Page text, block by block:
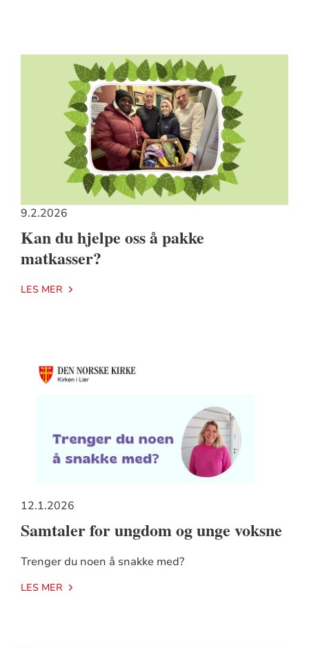
9.2.2026
Kan du hjelpe oss å pakke
matkasser?
LES MER
12.1.2026
Samtaler for ungdom og unge voksne
Trenger du noen å snakke med?
LES MER